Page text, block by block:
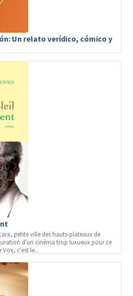
Un relato verídico, cómico y
petite ville des hauts-plateaux de
d'un cinéma trop luxueux pour ce
Vox, c'est le...